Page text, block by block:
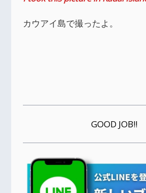
カウアイ島で撮ったよ。
GOOD JOB!!